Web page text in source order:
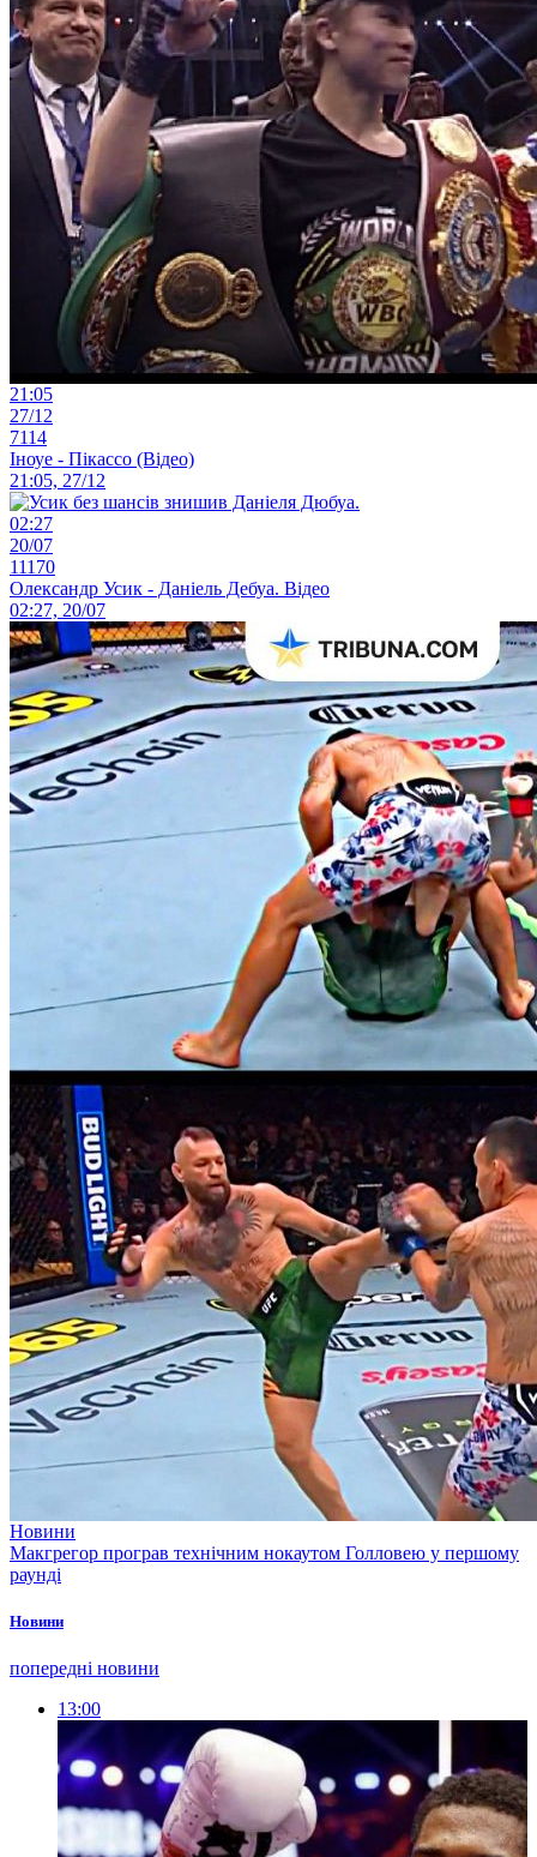
21:05
27/12
7114
Іноуе - Пікассо (Відео)
21:05, 27/12
02:27
20/07
11170
Олександр Усик - Даніель Дебуа. Відео
02:27, 20/07
Новини
Макгрегор програв технічним нокаутом Голловею у першому
раунді
Новини
попередні новини
13:00